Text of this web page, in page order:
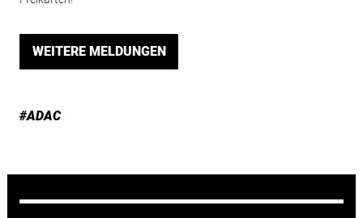
WEITERE MELDUNGEN
#ADAC